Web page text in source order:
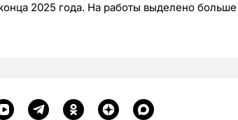
2025 года. На работы выделено больше